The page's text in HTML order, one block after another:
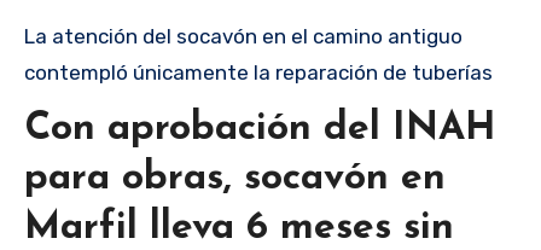
La atención del socavón en el camino antiguo
contempló únicamente la reparación de tuberías
Con aprobación del INAH
para obras, socavón en
Marfil lleva 6 meses sin